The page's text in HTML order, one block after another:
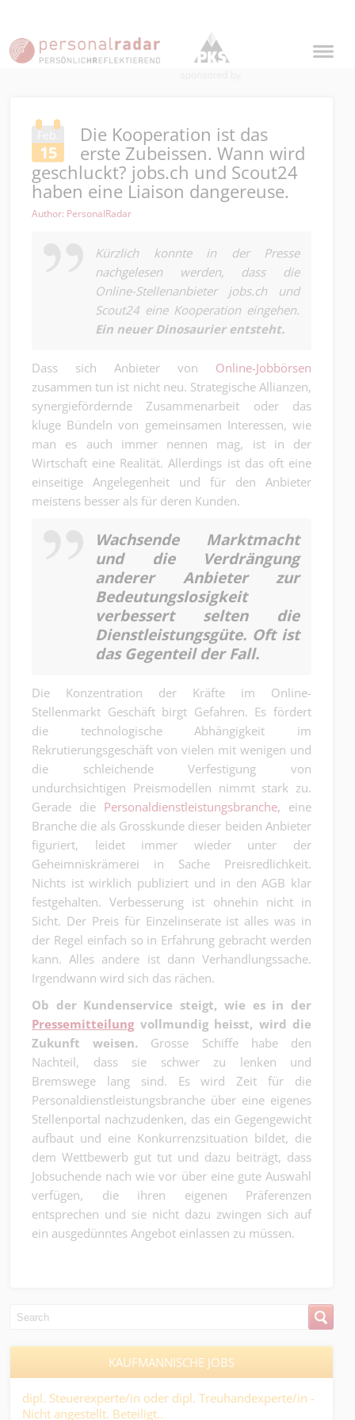
Feb.
15
Die Kooperation ist das
erste Zubeissen. Wann wird
geschluckt? jobs.ch und Scout24
haben eine Liaison dangereuse.
Author: PersonalRadar
Kürzlich konnte in der Presse
nachgelesen werden, dass die
Online-Stellenanbieter jobs.ch und
Scout24 eine Kooperation eingehen.
Ein neuer Dinosaurier entsteht.
Dass sich Anbieter von Online-Jobbörsen
zusammen tun ist nicht neu. Strategische Allianzen,
synergiefördernde Zusammenarbeit oder das
kluge Bündeln von gemeinsamen Interessen, wie
man es auch immer nennen mag, ist in der
Wirtschaft eine Realität. Allerdings ist das oft eine
einseitige Angelegenheit und für den Anbieter
meistens besser als für deren Kunden.
Wachsende Marktmacht
und die Verdrängung
anderer Anbieter zur
Bedeutungslosigkeit
verbessert selten die
Dienstleistungsgüte. Oft ist
das Gegenteil der Fall.
Die Konzentration der Kräfte im Online-
Stellenmarkt Geschäft birgt Gefahren. Es fördert
die technologische Abhängigkeit im
Rekrutierungsgeschäft von vielen mit wenigen und
die schleichende Verfestigung von
undurchsichtigen Preismodellen nimmt stark zu.
Gerade die Personaldienstleistungsbranche, eine
Branche die als Grosskunde dieser beiden Anbieter
figuriert, leidet immer wieder unter der
Geheimniskrämerei in Sache Preisredlichkeit.
Nichts ist wirklich publiziert und in den AGB klar
festgehalten. Verbesserung ist ohnehin nicht in
Sicht. Der Preis für Einzelinserate ist alles was in
der Regel einfach so in Erfahrung gebracht werden
kann. Alles andere ist dann Verhandlungssache.
Irgendwann wird sich das rächen.
Ob der Kundenservice steigt, wie es in der
Pressemitteilung vollmundig heisst, wird die
Zukunft weisen. Grosse Schiffe habe den
Nachteil, dass sie schwer zu lenken und
Bremswege lang sind. Es wird Zeit für die
Personaldienstleistungsbranche über eine eigenes
Stellenportal nachzudenken, das ein Gegengewicht
aufbaut und eine Konkurrenzsituation bildet, die
dem Wettbewerb gut tut und dazu beiträgt, dass
Jobsuchende nach wie vor über eine gute Auswahl
verfügen, die ihren eigenen Präferenzen
entsprechen und sie nicht dazu zwingen sich auf
ein ausgedünntes Angebot einlassen zu müssen.
KAUFMÄNNISCHE JOBS
dipl. Steuerexperte/in oder dipl. Treuhandexperte/in -
Nicht angestellt. Beteiligt..